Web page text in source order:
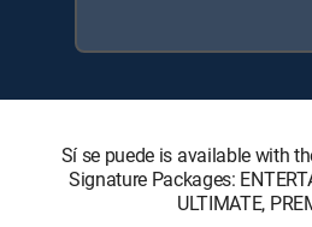
Sí se puede is available with
Signature Packages:
ULTIMATE,